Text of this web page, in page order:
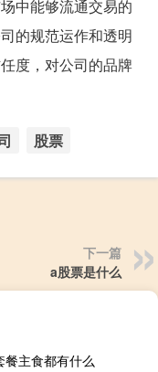
中能够流通交易的
的规范运作和透明
度，对公司的品牌
股票
下一篇
a股票是什么
餐主食都有什么